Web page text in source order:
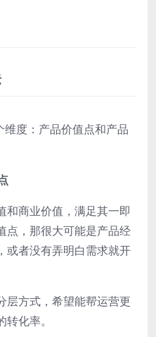
度： 产品价值点和产品
和商业价值，满足其一即
点，那很大可能是产品经
或者没有弄明白需求就开
层方式，希望能帮运营更
化率。